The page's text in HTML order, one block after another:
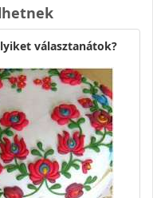
választanátok?